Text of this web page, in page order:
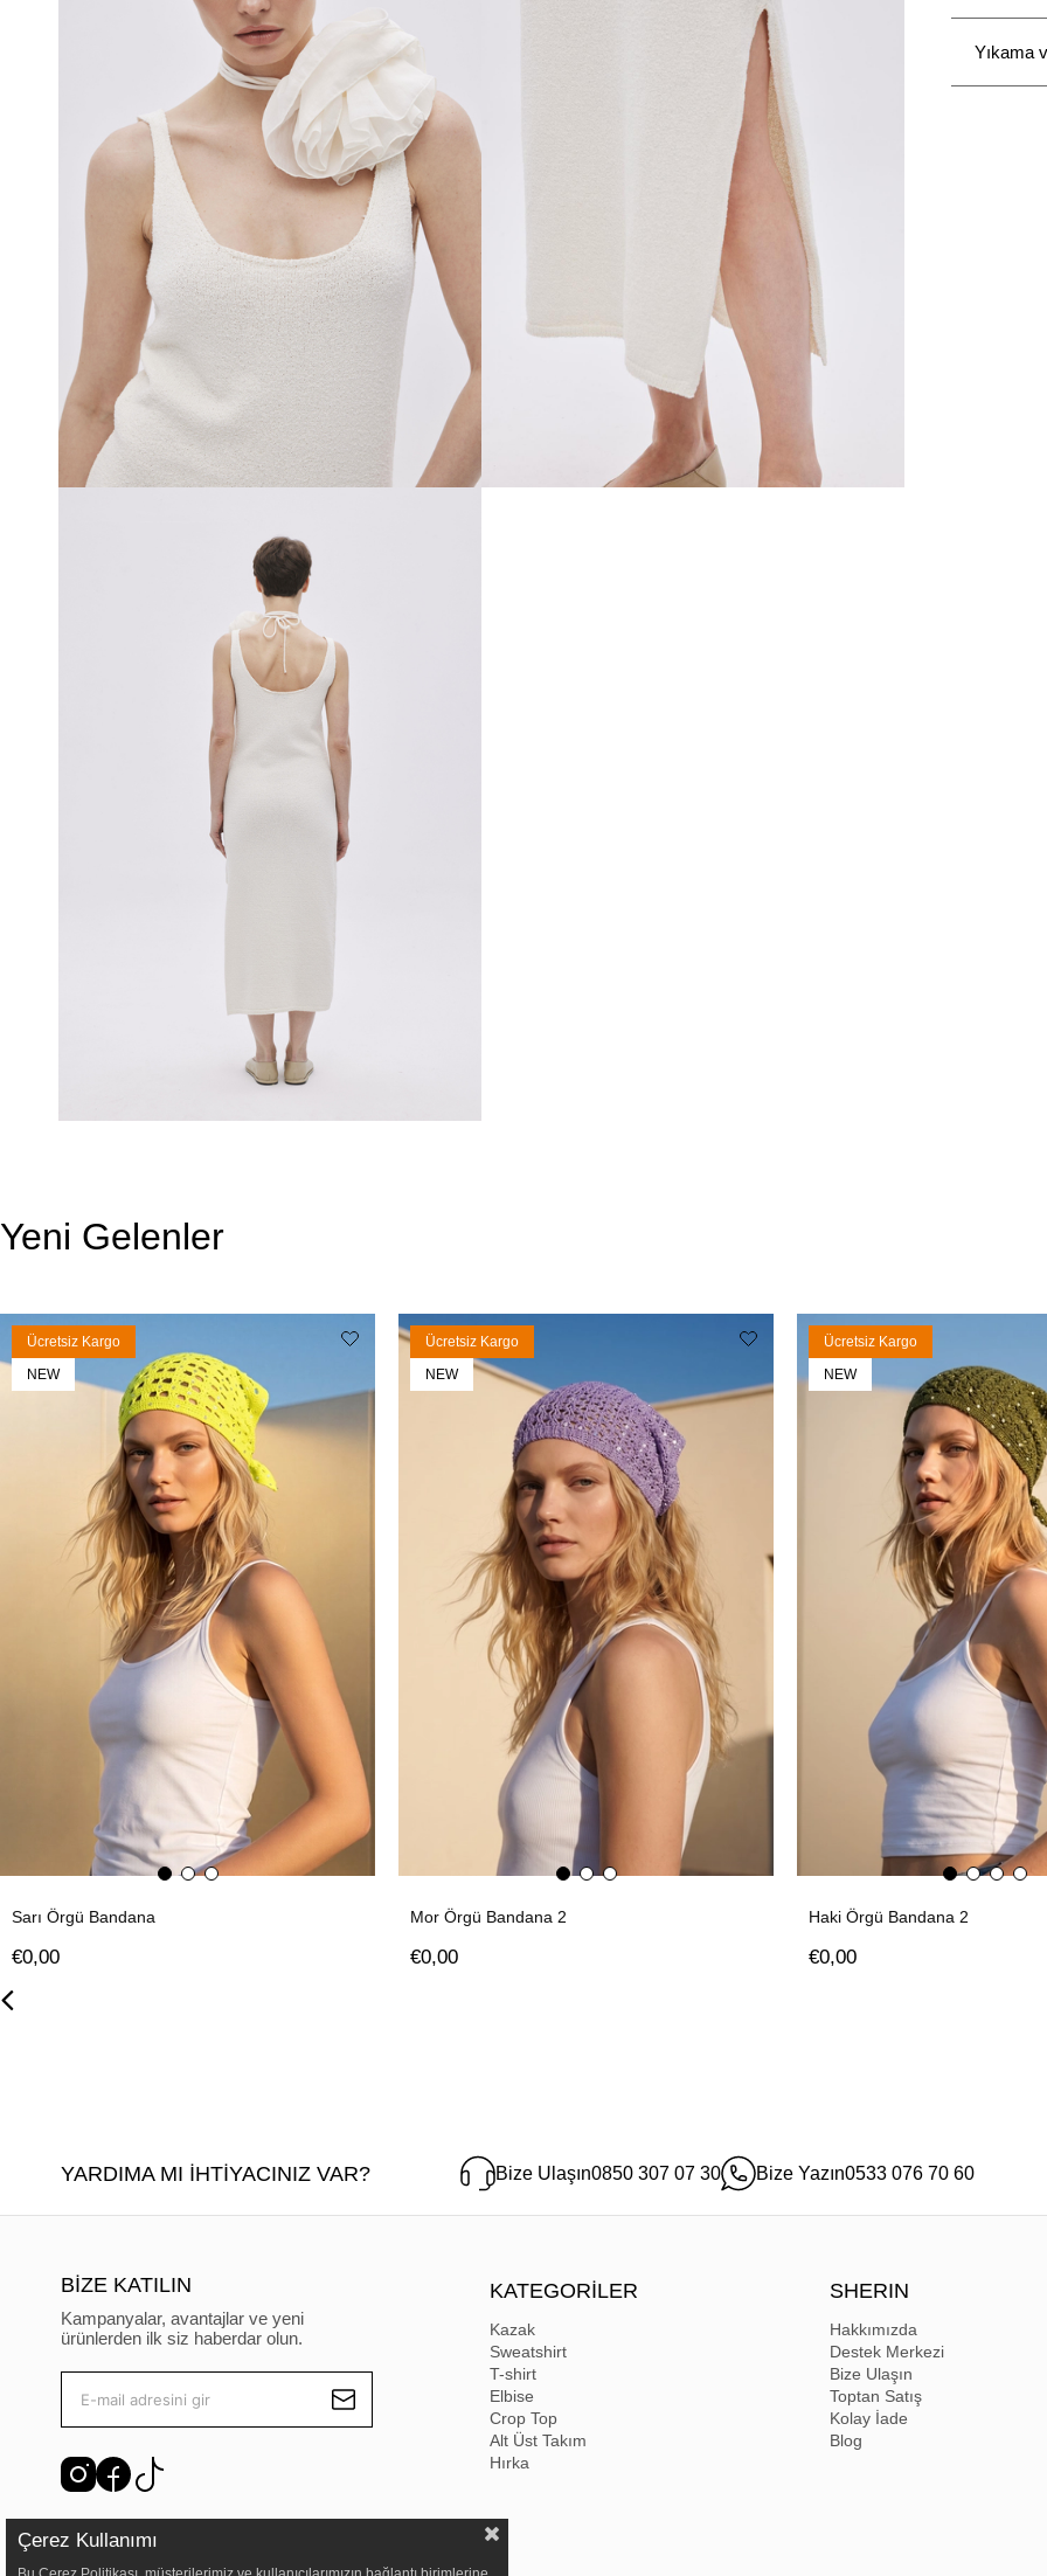
Yıkama
Yeni Gelenler
Sarı Örgü Bandana
€0,00
Ücretsiz Kargo
NEW
Mor Örgü Bandana 2
€0,00
Ücretsiz Kargo
NEW
Haki Örgü Bandana 2
€0,00
Ücretsiz Kargo
NEW
YARDIMA MI İHTİYACINIZ VAR? Bize Ulaşın0850 307 07 30 Bize Yazın0533 076 70 60
BİZE KATILIN
Kampanyalar, avantajlar ve yeni
ürünlerden ilk siz haberdar olun.
KATEGORİLER
Kazak
Sweatshirt
T-shirt
Elbise
Crop Top
Alt Üst Takım
Hırka
SHERIN
Hakkımızda
Destek Merkezi
Bize Ulaşın
Toptan Satış
Kolay İade
Blog
Çerez Kullanımı